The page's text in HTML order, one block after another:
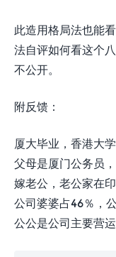
此造用格局法也能
法自评如何看这个
不公开。
附反馈：
厦大毕业，香港大
父母是厦门公务员
嫁老公，老公家在
公司婆婆占46％，
公公是公司主要营运